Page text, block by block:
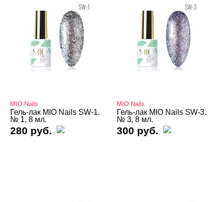
Гель-лаки
Акварельные "По-мокрому"
База камуфлирующая MIO Nails
Базы камуфлирующие
Базы Неоновые
MIO Nails
Гель-лак MIO Nails SW-1.
№ 1, 8 мл.
280 руб.
MIO Nails
Гель-лак MIO Nails SW-3.
№ 3, 8 мл.
300 руб.